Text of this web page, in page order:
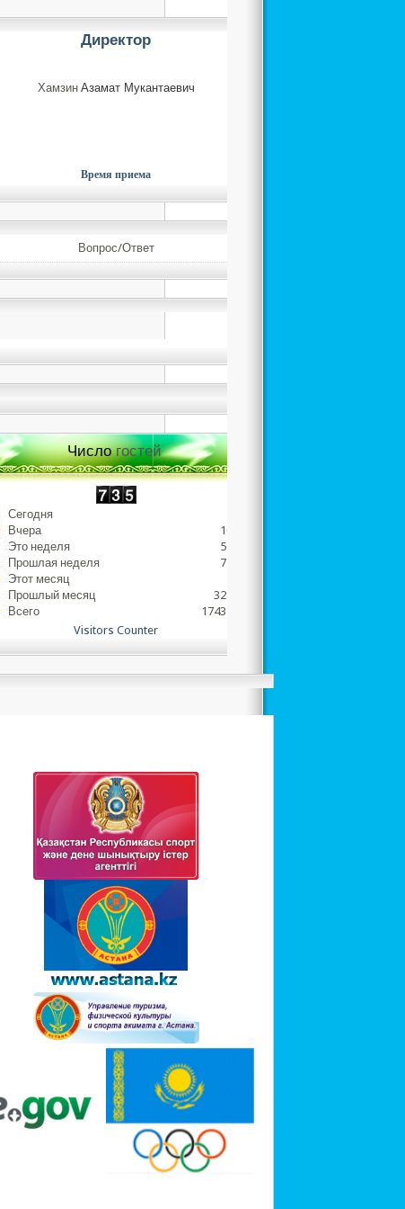
Директор
Хамзин Азамат Мукантаевич
Время приема
Вопрос/Ответ
Числогостей
Сегодня
Вчера
1057
Это неделя
5240
Прошлая неделя
7117
Этот месяц
Прошлый месяц
32837
Всего
1743521
Visitors Counter